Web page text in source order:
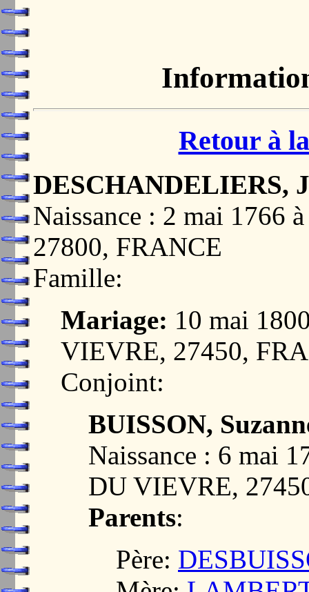
Retour à
DESCHANDELIERS,
Naissance : 2 mai
27800, FRANCE
Famille:
Mariage: 10 mai
VIEVRE, 27450,
Conjoint:
BUISSON,
Naissance : 6 mai
DU VIEVRE,
Parents:
Père: